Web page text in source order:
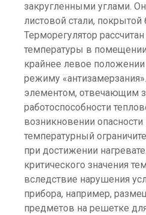
закругленными углами.
листовой стали,
Терморегулятор
температуры в
крайнее левое положении
режиму
элементом, отвечающим
работоспособности
возникновении опасности
температурный
при достижении
критического значения
вследствие нарушения
прибора, например,
предметов на решетке